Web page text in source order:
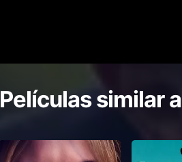
Películas similar a